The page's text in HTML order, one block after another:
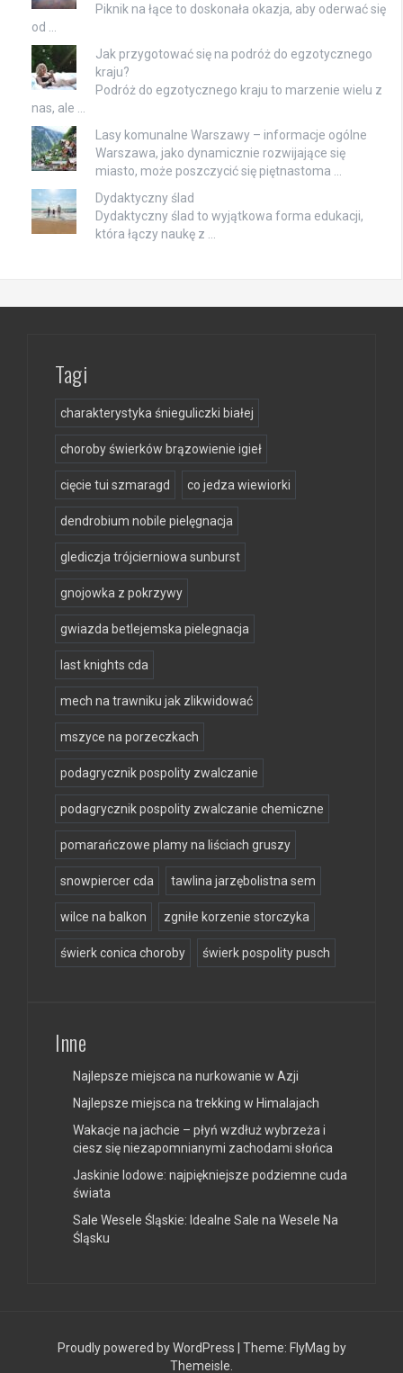
Piknik na łące to doskonała okazja, aby oderwać się
od …
Jak przygotować się na podróż do egzotycznego
kraju?
Podróż do egzotycznego kraju to marzenie wielu z
nas, ale …
Lasy komunalne Warszawy – informacje ogólne
Warszawa, jako dynamicznie rozwijające się
miasto, może poszczycić się piętnastoma …
Dydaktyczny ślad
Dydaktyczny ślad to wyjątkowa forma edukacji,
która łączy naukę z …
Tagi
charakterystyka śnieguliczki białej
choroby świerków brązowienie igieł
cięcie tui szmaragd co jedza wiewiorki
dendrobium nobile pielęgnacja
glediczja trójcierniowa sunburst
gnojowka z pokrzywy
gwiazda betlejemska pielegnacja
last knights cda
mech na trawniku jak zlikwidować
mszyce na porzeczkach
podagrycznik pospolity zwalczanie
podagrycznik pospolity zwalczanie chemiczne
pomarańczowe plamy na liściach gruszy
snowpiercer cda tawlina jarzębolistna sem
wilce na balkon zgniłe korzenie storczyka
świerk conica choroby świerk pospolity pusch
Inne
Najlepsze miejsca na nurkowanie w Azji
Najlepsze miejsca na trekking w Himalajach
Wakacje na jachcie – płyń wzdłuż wybrzeża i
ciesz się niezapomnianymi zachodami słońca
Jaskinie lodowe: najpiękniejsze podziemne cuda
świata
Sale Wesele Śląskie: Idealne Sale na Wesele Na
Śląsku
Proudly powered by WordPress Theme: FlyMag by
Themeisle.